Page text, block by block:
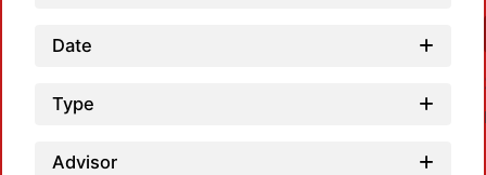
Date
Type
Advisor